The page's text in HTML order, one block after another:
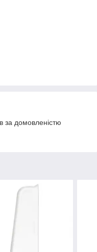
за домовленістю